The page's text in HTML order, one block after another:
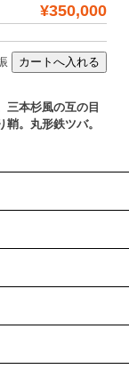
¥350,000
三本杉風の互の目
。丸形鉄ツバ。